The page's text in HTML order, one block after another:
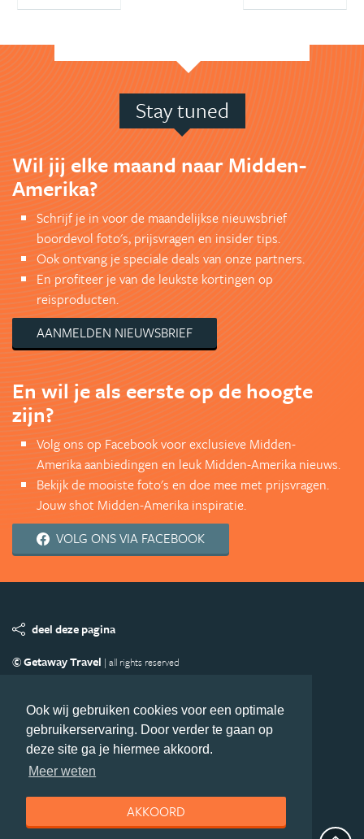
Ook wij gebruiken cookies voor een optimale
gebruikerservaring. Door verder te gaan op
deze site ga je hiermee akkoord.
Meer weten
AKKOORD
Stay tuned
Wil jij elke maand naar Midden-
Amerika?
Schrijf je in voor de maandelijkse nieuwsbrief
boordevol foto's, prijsvragen en insider tips.
Ook ontvang je speciale deals van onze partners.
En profiteer je van de leukste kortingen op
reisproducten.
AANMELDEN NIEUWSBRIEF
En wil je als eerste op de hoogte
zijn?
Volg ons op Facebook voor exclusieve Midden-
Amerika aanbiedingen en leuk Midden-Amerika nieuws.
Bekijk de mooiste foto's en doe mee met prijsvragen.
Jouw shot Midden-Amerika inspiratie.
VOLG ONS VIA FACEBOOK
deel deze pagina
© Getaway Travel | all rights reserved
Copyright
Privacy statement Disclaimer
Cookies
Volg MiddenAmerika.nl
Nieuwsbrief
Facebook